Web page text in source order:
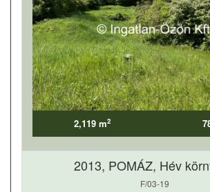
2,119 m2
2013, POMÁZ, Hév
F/03-19